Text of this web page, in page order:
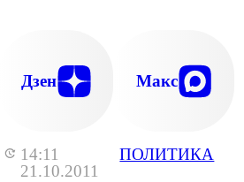
14:11
21.10.2011
ПОЛИТИКА
Дзен Макс